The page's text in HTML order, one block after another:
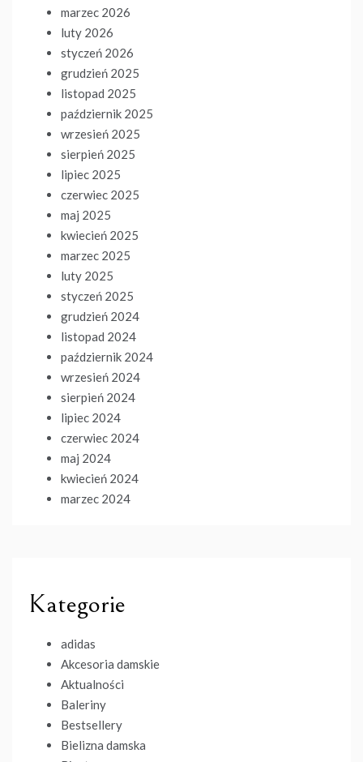
marzec 2026
luty 2026
styczeń 2026
grudzień 2025
listopad 2025
październik 2025
wrzesień 2025
sierpień 2025
lipiec 2025
czerwiec 2025
maj 2025
kwiecień 2025
marzec 2025
luty 2025
styczeń 2025
grudzień 2024
listopad 2024
październik 2024
wrzesień 2024
sierpień 2024
lipiec 2024
czerwiec 2024
maj 2024
kwiecień 2024
marzec 2024
Kategorie
adidas
Akcesoria damskie
Aktualności
Baleriny
Bestsellery
Bielizna damska